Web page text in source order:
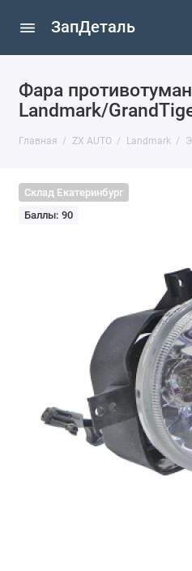
ЗапДеталь
Фара
Landmark/
Главная ZX AUTO Landmark
Склад Екатеринбург
Баллы: 90